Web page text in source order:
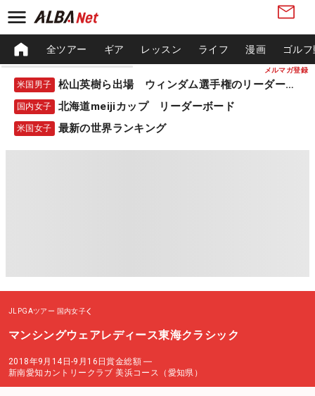
メルマガ登録
全ツアー ギア レッスン ライフ 漫画 ゴル
米国男子 松山英樹ら出場 ウィンダム選手権のリーダーボード
国内女子 北海道meijiカップ リーダーボード
米国女子 最新の世界ランキング
JLPGAツアー 国内女子
マンシングウェアレディース東海クラシック
2018年9月14日-9月16日賞金総額 ―
新南愛知カントリークラブ 美浜コース（愛知県）